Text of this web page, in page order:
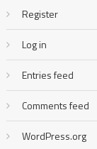
Register
Log in
Entries feed
Comments feed
WordPress.org